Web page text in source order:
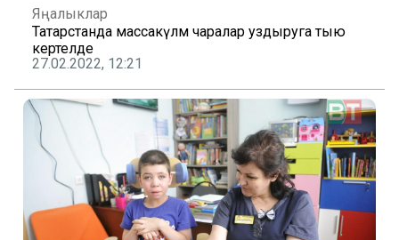
Яңалыклар
Татарстанда массакүләм чаралар уздыруга тыю
кертелде
27.02.2022, 12:21